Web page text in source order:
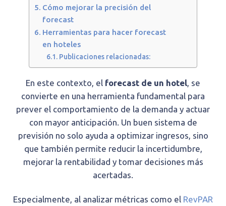
Cómo mejorar la precisión del
forecast
Herramientas para hacer forecast
en hoteles
Publicaciones relacionadas:
En este contexto, el forecast de un hotel, se
convierte en una herramienta fundamental para
prever el comportamiento de la demanda y actuar
con mayor anticipación. Un buen sistema de
previsión no solo ayuda a optimizar ingresos, sino
que también permite reducir la incertidumbre,
mejorar la rentabilidad y tomar decisiones más
acertadas.
Especialmente, al analizar métricas como el RevPAR